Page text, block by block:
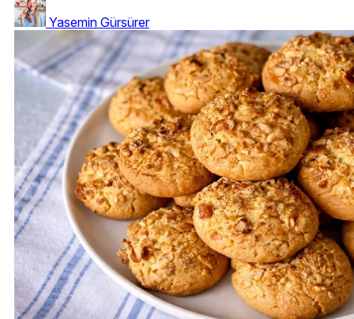
Yasemin Gürsürer